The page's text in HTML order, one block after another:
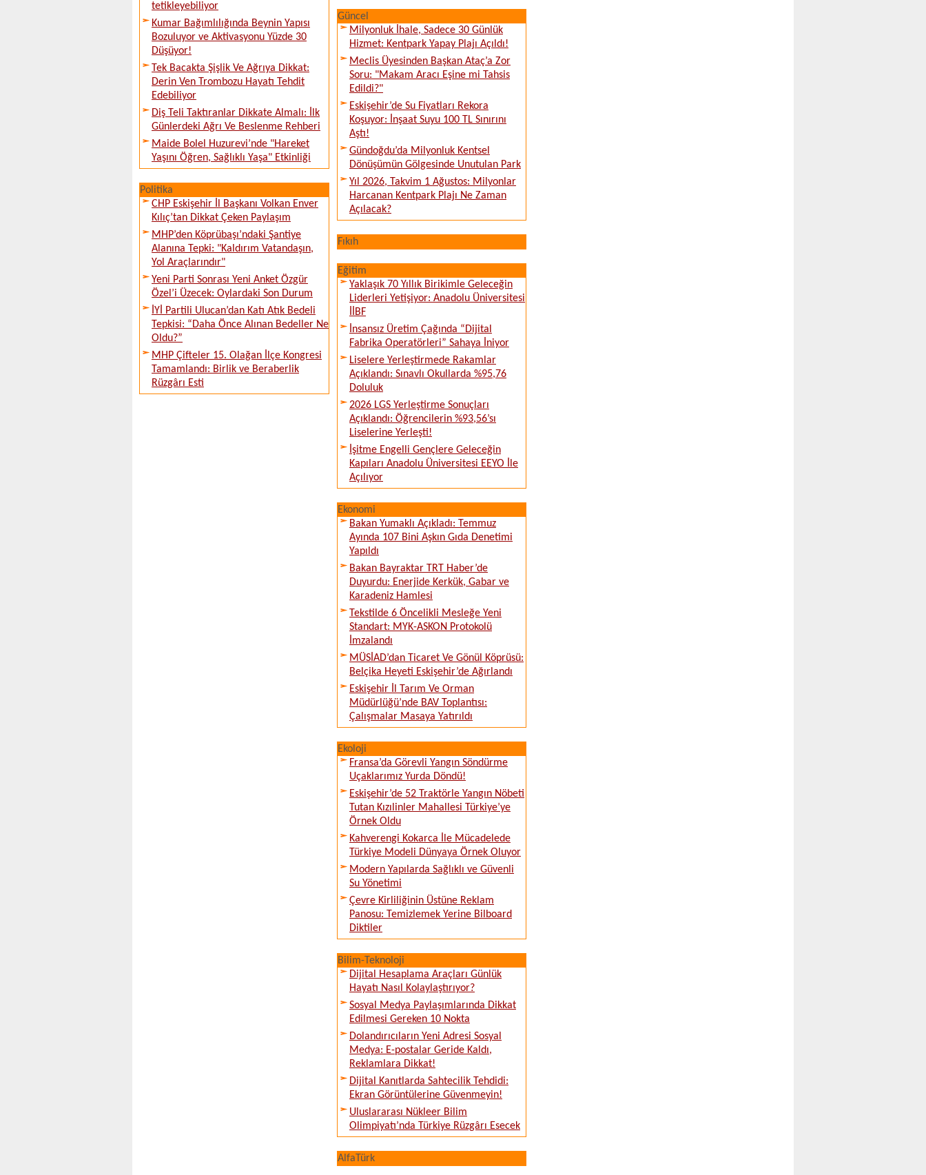
tetikleyebiliyor
Kumar Bağımlılığında Beynin Yapısı
Bozuluyor ve Aktivasyonu Yüzde 30
Düşüyor!
Tek Bacakta Şişlik Ve Ağrıya Dikkat:
Derin Ven Trombozu Hayatı Tehdit
Edebiliyor
Diş Teli Taktıranlar Dikkate Almalı: İlk
Günlerdeki Ağrı Ve Beslenme Rehberi
Maide Bolel Huzurevi’nde "Hareket
Yaşını Öğren, Sağlıklı Yaşa" Etkinliği
Politika
CHP Eskişehir İl Başkanı Volkan Enver
Kılıç’tan Dikkat Çeken Paylaşım
MHP’den Köprübaşı’ndaki Şantiye
Alanına Tepki: "Kaldırım Vatandaşın,
Yol Araçlarındır"
Yeni Parti Sonrası Yeni Anket Özgür
Özel’i Üzecek: Oylardaki Son Durum
İYİ Partili Ulucan’dan Katı Atık Bedeli
Tepkisi: “Daha Önce Alınan Bedeller Ne
Oldu?”
MHP Çifteler 15. Olağan İlçe Kongresi
Tamamlandı: Birlik ve Beraberlik
Rüzgârı Esti
Güncel
Milyonluk İhale, Sadece 30 Günlük
Hizmet: Kentpark Yapay Plajı Açıldı!
Meclis Üyesinden Başkan Ataç’a Zor
Soru: "Makam Aracı Eşine mi Tahsis
Edildi?"
Eskişehir’de Su Fiyatları Rekora
Koşuyor: İnşaat Suyu 100 TL Sınırını
Aştı!
Gündoğdu’da Milyonluk Kentsel
Dönüşümün Gölgesinde Unutulan Park
Yıl 2026, Takvim 1 Ağustos: Milyonlar
Harcanan Kentpark Plajı Ne Zaman
Açılacak?
Fıkıh
Eğitim
Yaklaşık 70 Yıllık Birikimle Geleceğin
Liderleri Yetişiyor: Anadolu Üniversitesi
İİBF
İnsansız Üretim Çağında “Dijital
Fabrika Operatörleri” Sahaya İniyor
Liselere Yerleştirmede Rakamlar
Açıklandı: Sınavlı Okullarda %95,76
Doluluk
2026 LGS Yerleştirme Sonuçları
Açıklandı: Öğrencilerin %93,56’sı
Liselerine Yerleşti!
İşitme Engelli Gençlere Geleceğin
Kapıları Anadolu Üniversitesi EEYO İle
Açılıyor
Ekonomi
Bakan Yumaklı Açıkladı: Temmuz
Ayında 107 Bini Aşkın Gıda Denetimi
Yapıldı
Bakan Bayraktar TRT Haber’de
Duyurdu: Enerjide Kerkük, Gabar ve
Karadeniz Hamlesi
Tekstilde 6 Öncelikli Mesleğe Yeni
Standart: MYK-ASKON Protokolü
İmzalandı
MÜSİAD’dan Ticaret Ve Gönül Köprüsü:
Belçika Heyeti Eskişehir’de Ağırlandı
Eskişehir İl Tarım Ve Orman
Müdürlüğü’nde BAV Toplantısı:
Çalışmalar Masaya Yatırıldı
Ekoloji
Fransa’da Görevli Yangın Söndürme
Uçaklarımız Yurda Döndü!
Eskişehir’de 52 Traktörle Yangın Nöbeti
Tutan Kızılinler Mahallesi Türkiye’ye
Örnek Oldu
Kahverengi Kokarca İle Mücadelede
Türkiye Modeli Dünyaya Örnek Oluyor
Modern Yapılarda Sağlıklı ve Güvenli
Su Yönetimi
Çevre Kirliliğinin Üstüne Reklam
Panosu: Temizlemek Yerine Bilboard
Diktiler
Bilim-Teknoloji
Dijital Hesaplama Araçları Günlük
Hayatı Nasıl Kolaylaştırıyor?
Sosyal Medya Paylaşımlarında Dikkat
Edilmesi Gereken 10 Nokta
Dolandırıcıların Yeni Adresi Sosyal
Medya: E-postalar Geride Kaldı,
Reklamlara Dikkat!
Dijital Kanıtlarda Sahtecilik Tehdidi:
Ekran Görüntülerine Güvenmeyin!
Uluslararası Nükleer Bilim
Olimpiyatı’nda Türkiye Rüzgârı Esecek
AlfaTürk